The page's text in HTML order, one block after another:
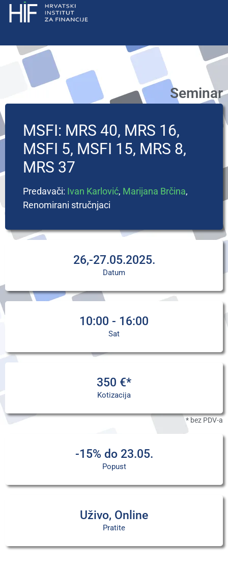
Seminar
MSFI: MRS 40, MRS 16,
MSFI 5, MSFI 15, MRS 8,
MRS 37
Predavači: Ivan Karlović, Marijana Brčina,
Renomirani stručnjaci
26,-27.05.2025.
Datum
10:00 - 16:00
Sat
350 €*
Kotizacija
* bez PDV-a
-15% do 23.05.
Popust
Uživo, Online
Pratite